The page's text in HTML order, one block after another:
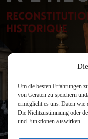
Um die besten Erfahrungen
von Geräten zu speichern
ermöglicht es uns, Daten wie
Die Nichtzustimmung oder
und Funktionen auswirken.